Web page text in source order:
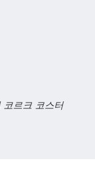
코르크 코스터